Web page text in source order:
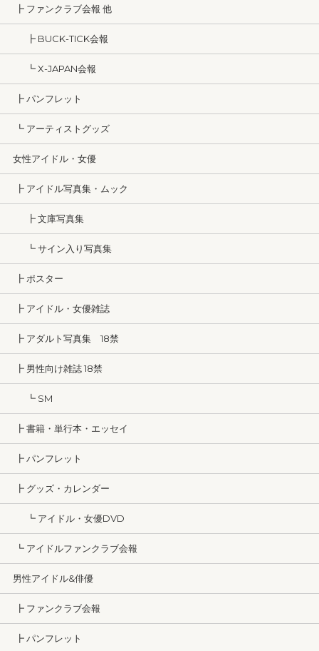
┣ ファンクラブ会報 他
┣ BUCK-TICK会報
┗ X-JAPAN会報
┣ パンフレット
┗ アーティストグッズ
女性アイドル・女優
┣ アイドル写真集・ムック
┣ 文庫写真集
┗ サイン入り写真集
┣ ポスター
┣ アイドル・女優雑誌
┣ アダルト写真集 18禁
┣ 男性向け雑誌 18禁
┗ SM
┣ 書籍・単行本・エッセイ
┣ パンフレット
┣ グッズ・カレンダー
┗ アイドル・女優DVD
┗ アイドルファンクラブ会報
男性アイドル&俳優
┣ ファンクラブ会報
┣ パンフレット